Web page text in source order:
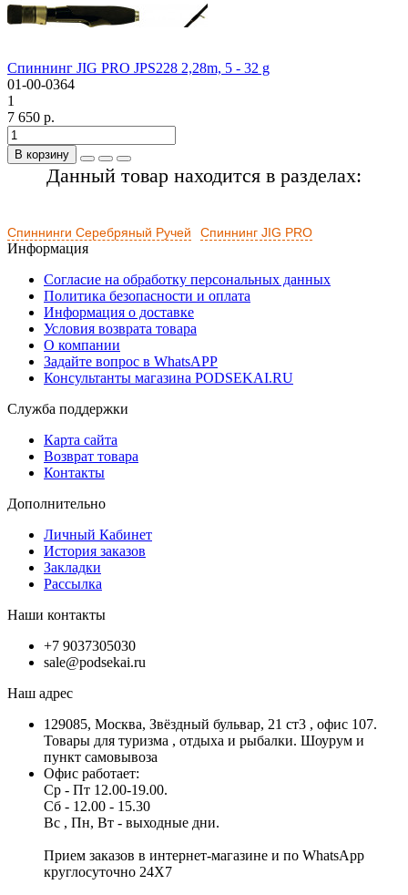
Спиннинг JIG PRO JPS228 2,28m, 5 - 32 g
01-00-0364
1
7 650 р.
В корзину
Данный товар находится в разделах:
Спиннинги Серебряный Ручей Спиннинг JIG PRO
Информация
Согласие на обработку персональных данных
Политика безопасности и оплата
Информация о доставке
Условия возврата товара
О компании
Задайте вопрос в WhatsAPP
Консультанты магазина PODSEKAI.RU
Служба поддержки
Карта сайта
Возврат товара
Контакты
Дополнительно
Личный Кабинет
История заказов
Закладки
Рассылка
Наши контакты
+7 9037305030
sale@podsekai.ru
Наш адрес
129085, Москва, Звёздный бульвар, 21 ст3 , офис 107.
Товары для туризма , отдыха и рыбалки. Шоурум и
пункт самовывоза
Офис работает:
Ср - Пт 12.00-19.00.
Сб - 12.00 - 15.30
Вс , Пн, Вт - выходные дни.
Прием заказов в интернет-магазине и по WhatsApp
круглосуточно 24X7